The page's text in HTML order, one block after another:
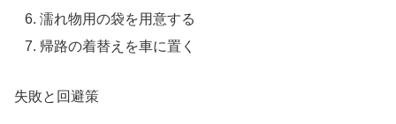
濡れ物用の袋を用意する
帰路の着替えを車に置く
失敗と回避策